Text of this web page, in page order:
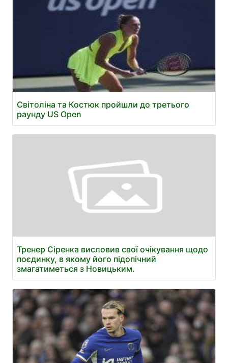
Світоліна та Костюк пройшли до третього
раунду US Open
Тренер Сіренка висловив свої очікування щодо
поєдинку, в якому його підопічний
змагатиметься з Новицьким.